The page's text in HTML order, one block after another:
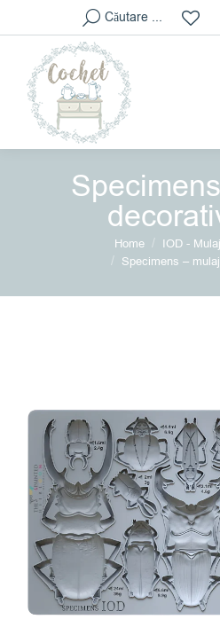
Search:Căutare ...
You are here:Home
IOD -
Specimens –